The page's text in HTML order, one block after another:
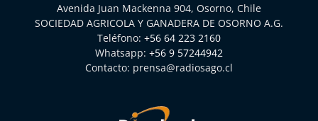
Avenida Juan Mackenna 904, Osorno, Chile
SOCIEDAD AGRICOLA Y GANADERA DE OSORNO A.G.
Teléfono: +56 64 223 2160
Whatsapp: +56 9 57244942
Contacto: prensa@radiosago.cl